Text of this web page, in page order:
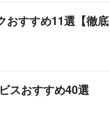
おすすめ11選【徹底
スおすすめ40選